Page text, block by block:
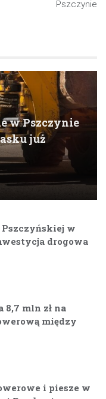
Pszczynie
w Pszczynie
już
w
drogowa
8,7 mln zł na
między
i piesze w